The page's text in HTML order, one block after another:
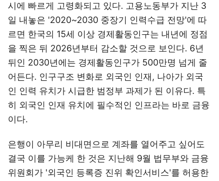
시에 빠르게 고령화되고 있다. 고용노동부가 지난 3
일 내놓은 '2020~2030 중장기 인력수급 전망'에 따
르면 한국의 15세 이상 경제활동인구는 내년에 정점
을 찍은 뒤 2026년부터 감소할 것으로 보인다. 6년
뒤인 2030년에는 경제활동인구가 500만명 넘게 줄
어든다. 인구구조 변화로 외국인 인재, 나아가 외국
인 인력 유치가 시급한 범정부 과제가 된 이유다. 특
히 외국인 인재 유치에 필수적인 인프라는 바로 금융
이다.
은행이 아무리 비대면으로 계좌를 열어주고 싶어도
결국 이를 가능케 한 것은 지난해 9월 법무부와 금융
위원회가 '외국인 등록증 진위 확인서비스'를 허용한